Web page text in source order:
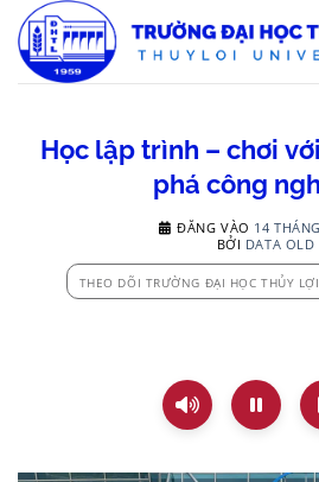
qua
nội
Học lập trình – chơi
phá công
ĐĂNG VÀO 14
BỞI DATA OLD
THEO DÕI TRƯỜNG ĐẠI HỌC THỦY